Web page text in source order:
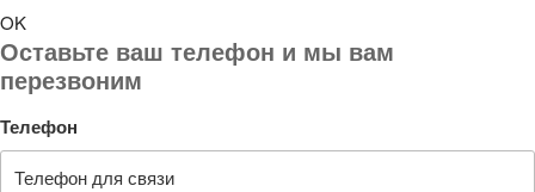
OK
Оставьте ваш телефон и мы вам
перезвоним
Телефон